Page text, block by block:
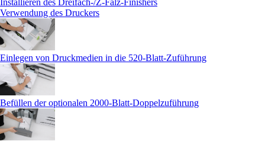
Installieren des Dreifach-/Z-Falz-Finishers
Verwendung des Druckers
Einlegen von Druckmedien in die 520-Blatt-Zuführung
Befüllen der optionalen 2000‑Blatt-Doppelzuführung